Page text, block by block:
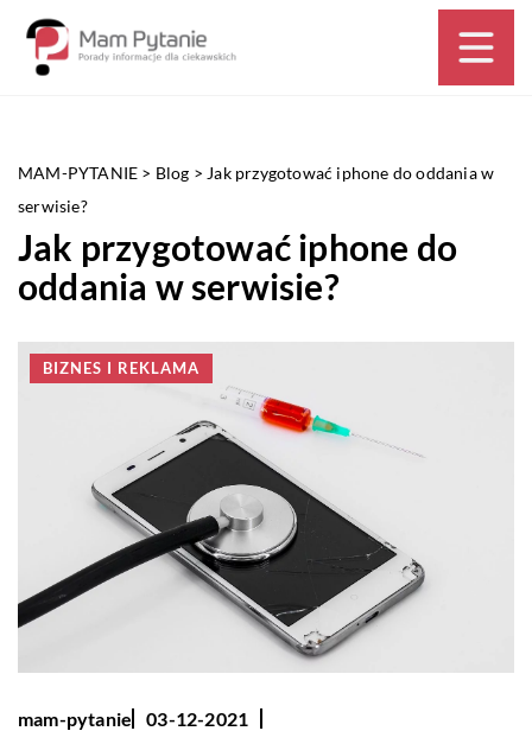
MAM-PYTANIE > Blog > Jak przygotować iphone do oddania w
serwisie?
Jak przygotować iphone do
oddania w serwisie?
BIZNES I REKLAMA
mam-pytanie
03-12-2021